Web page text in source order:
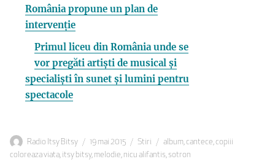
România propune un plan de
intervenție
Primul liceu din România unde se
vor pregăti artiști de musical și
specialiști în sunet și lumini pentru
spectacole
Autor
Radio Itsy Bitsy
Publicat
pe
19 mai 2015 Categorii
Stiri Etichete
album cantece copiii
coloreaza viata itsy bitsy, melodie nicu alifantis sotron